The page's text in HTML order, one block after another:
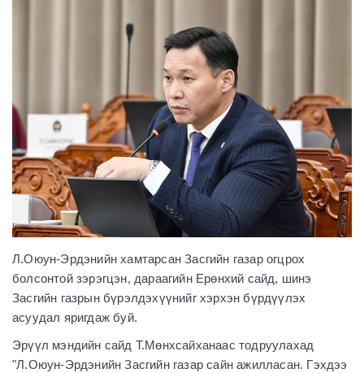
Л.Оюун-Эрдэнийн хамтарсан Засгийн газар огцрох
болсонтой зэрэгцэн, дараагийн Ерөнхий сайд, шинэ
Засгийн газрын бүрэлдэхүүнийг хэрхэн бүрдүүлэх
асуудал яригдаж буй.
Эрүүл мэндийн сайд Т.Мөнхсайханаас тодруулахад
"Л.Оюун-Эрдэнийн Засгийн газар сайн ажилласан. Гэхдээ